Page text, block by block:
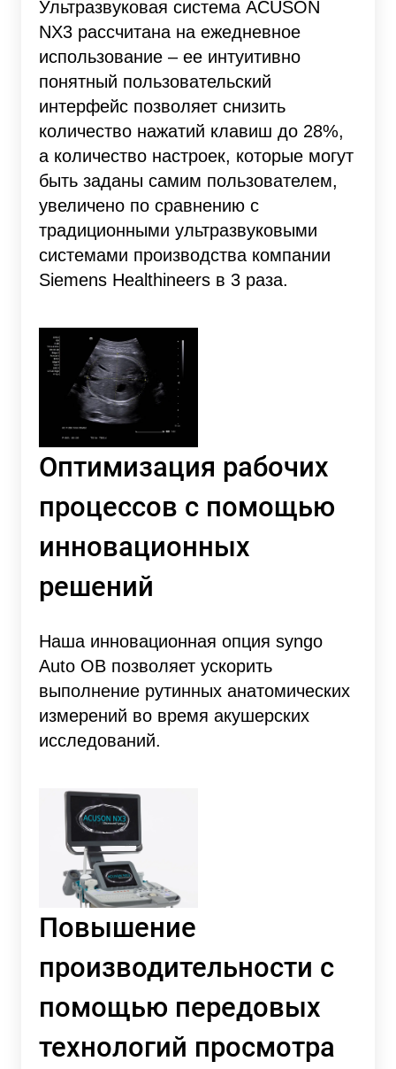
Ультразвуковая система ACUSON
NX3 рассчитана на ежедневное
использование – ее интуитивно
понятный пользовательский
интерфейс позволяет снизить
количество нажатий клавиш до 28%,
а количество настроек, которые могут
быть заданы самим пользователем,
увеличено по сравнению с
традиционными ультразвуковыми
системами производства компании
Siemens Healthineers в 3 раза.
Оптимизация рабочих
процессов с помощью
инновационных
решений
Наша инновационная опция syngo
Auto OB позволяет ускорить
выполнение рутинных анатомических
измерений во время акушерских
исследований.
Повышение
производительности с
помощью передовых
технологий просмотра